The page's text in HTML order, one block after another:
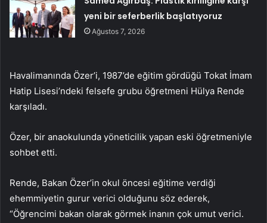
yeni bir seferberlik başlatıyoruz
Ağustos 7, 2026
Havalimanında Özer’i, 1987’de eğitim gördüğü Tokat İmam
Hatip Lisesi’ndeki felsefe grubu öğretmeni Hülya Rende
karşıladı.
Özer, bir anaokulunda yöneticilik yapan eski öğretmeniyle
sohbet etti.
Rende, Bakan Özer’in okul öncesi eğitime verdiği
ehemmiyetin gurur verici olduğunu söz ederek,
“Öğrencimi bakan olarak görmek inanın çok umut verici.